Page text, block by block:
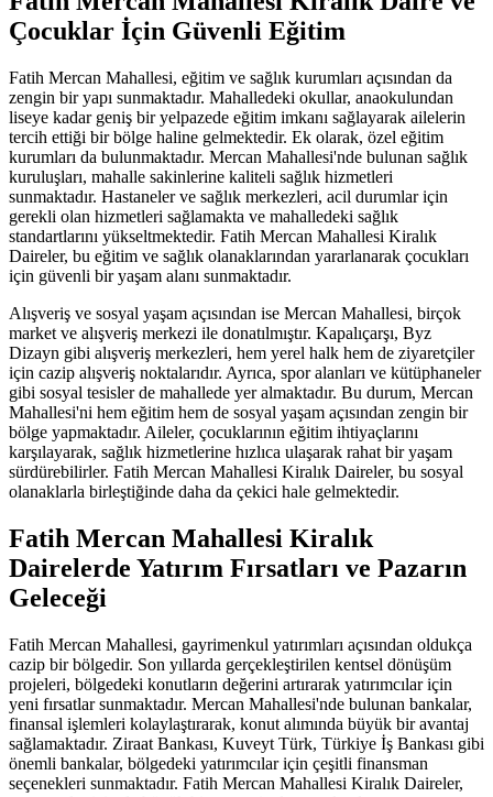
Çocuklar İçin Güvenli Eğitim
Fatih Mercan Mahallesi, eğitim ve sağlık kurumları açısından da
zengin bir yapı sunmaktadır. Mahalledeki okullar, anaokulundan
liseye kadar geniş bir yelpazede eğitim imkanı sağlayarak ailelerin
tercih ettiği bir bölge haline gelmektedir. Ek olarak, özel eğitim
kurumları da bulunmaktadır. Mercan Mahallesi'nde bulunan sağlık
kuruluşları, mahalle sakinlerine kaliteli sağlık hizmetleri
sunmaktadır. Hastaneler ve sağlık merkezleri, acil durumlar için
gerekli olan hizmetleri sağlamakta ve mahalledeki sağlık
standartlarını yükseltmektedir. Fatih Mercan Mahallesi Kiralık
Daireler, bu eğitim ve sağlık olanaklarından yararlanarak çocukları
için güvenli bir yaşam alanı sunmaktadır.
Alışveriş ve sosyal yaşam açısından ise Mercan Mahallesi, birçok
market ve alışveriş merkezi ile donatılmıştır. Kapalıçarşı, Byz
Dizayn gibi alışveriş merkezleri, hem yerel halk hem de ziyaretçiler
için cazip alışveriş noktalarıdır. Ayrıca, spor alanları ve kütüphaneler
gibi sosyal tesisler de mahallede yer almaktadır. Bu durum, Mercan
Mahallesi'ni hem eğitim hem de sosyal yaşam açısından zengin bir
bölge yapmaktadır. Aileler, çocuklarının eğitim ihtiyaçlarını
karşılayarak, sağlık hizmetlerine hızlıca ulaşarak rahat bir yaşam
sürdürebilirler. Fatih Mercan Mahallesi Kiralık Daireler, bu sosyal
olanaklarla birleştiğinde daha da çekici hale gelmektedir.
Fatih Mercan Mahallesi Kiralık
Dairelerde Yatırım Fırsatları ve Pazarın
Geleceği
Fatih Mercan Mahallesi, gayrimenkul yatırımları açısından oldukça
cazip bir bölgedir. Son yıllarda gerçekleştirilen kentsel dönüşüm
projeleri, bölgedeki konutların değerini artırarak yatırımcılar için
yeni fırsatlar sunmaktadır. Mercan Mahallesi'nde bulunan bankalar,
finansal işlemleri kolaylaştırarak, konut alımında büyük bir avantaj
sağlamaktadır. Ziraat Bankası, Kuveyt Türk, Türkiye İş Bankası gibi
önemli bankalar, bölgedeki yatırımcılar için çeşitli finansman
seçenekleri sunmaktadır. Fatih Mercan Mahallesi Kiralık Daireler,